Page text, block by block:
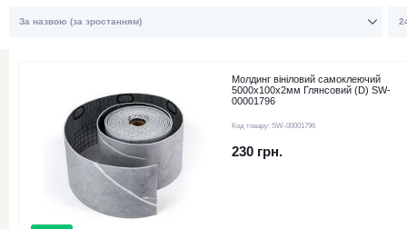
Молдинг вініловий самоклеючий
5000х100х2мм Глянсовий (D) SW-
00001796
Код товару: SW-00001796
230 грн.